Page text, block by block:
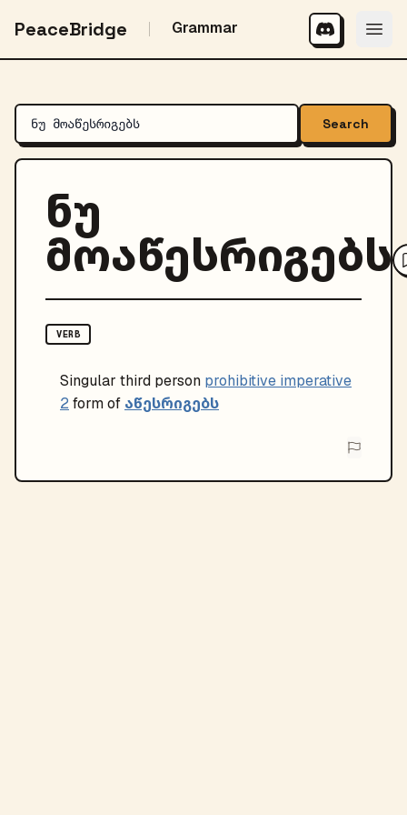
PeaceBridge Grammar
Search
ნუ
მოაწესრიგებს
VERB
Singular third person prohibitive imperative
2 form of აწესრიგებს